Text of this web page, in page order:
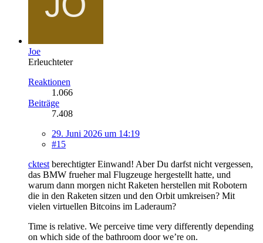
Joe
Erleuchteter
Reaktionen
1.066
Beiträge
7.408
29. Juni 2026 um 14:19
#15
cktest berechtigter Einwand! Aber Du darfst nicht vergessen,
das BMW frueher mal Flugzeuge hergestellt hatte, und
warum dann morgen nicht Raketen herstellen mit Robotern
die in den Raketen sitzen und den Orbit umkreisen? Mit
vielen virtuellen Bitcoins im Laderaum?
Time is relative. We perceive time very differently depending
on which side of the bathroom door we’re on.